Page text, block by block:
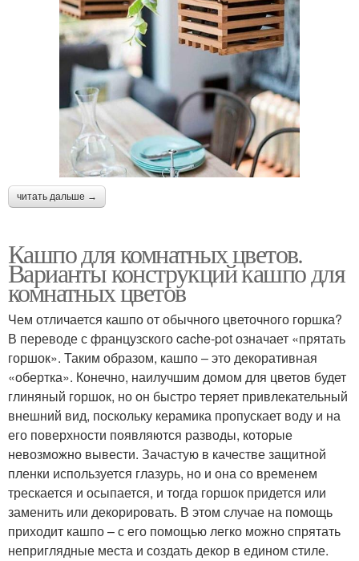
читать дальше →
Кашпо для комнатных цветов.
Варианты конструкций кашпо для
комнатных цветов
Чем отличается кашпо от обычного цветочного горшка?
В переводе с французского cache-pot означает «прятать
горшок». Таким образом, кашпо – это декоративная
«обертка». Конечно, наилучшим домом для цветов будет
глиняный горшок, но он быстро теряет привлекательный
внешний вид, поскольку керамика пропускает воду и на
его поверхности появляются разводы, которые
невозможно вывести. Зачастую в качестве защитной
пленки используется глазурь, но и она со временем
трескается и осыпается, и тогда горшок придется или
заменить или декорировать. В этом случае на помощь
приходит кашпо – с его помощью легко можно спрятать
неприглядные места и создать декор в едином стиле.